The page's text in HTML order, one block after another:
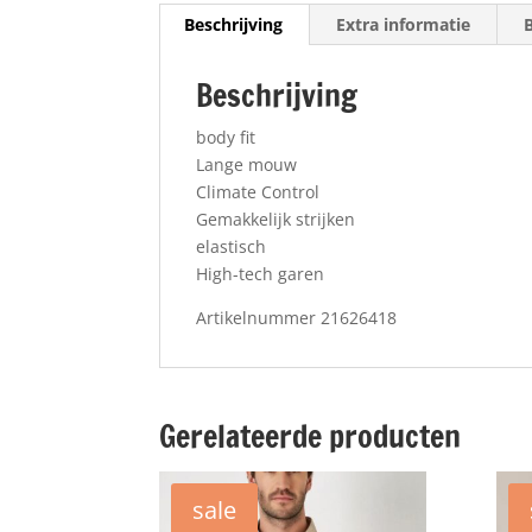
Beschrijving Extra informatie
Beschrijving
body fit
Lange mouw
Climate Control
Gemakkelijk strijken
elastisch
High-tech garen
Artikelnummer 21626418
Gerelateerde producten
sale